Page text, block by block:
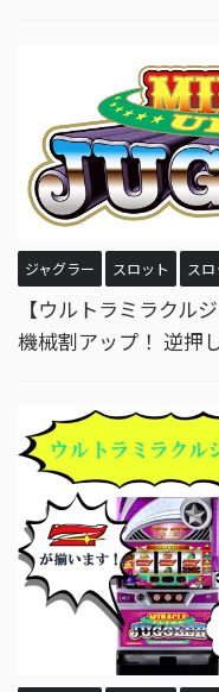
ジャグラー スロット ス
【ウルトラミラクル
機械割アップ！ 逆押